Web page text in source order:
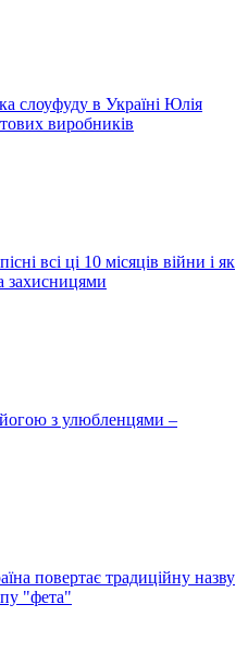
слоуфуду в Україні Юлія
виробників
всі ці 10 місяців війни і як
захисницями
йогою з улюбленцями –
повертає традиційну назву
"фета"